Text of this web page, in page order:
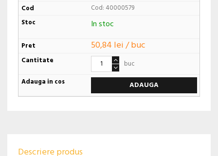
Cod: 40000579
In stoc
50,84 lei / buc
buc
ADAUGA
Descriere produs